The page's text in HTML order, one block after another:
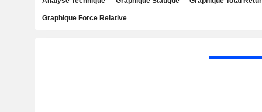
Graphique Force Relative